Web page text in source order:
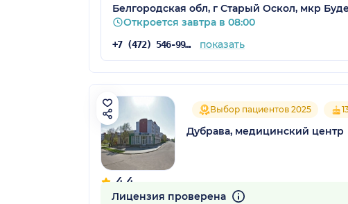
Белгородская обл, г Старый Оскол, мкр
Откроется завтра в 08:00
+7 (472) 546-99-46 показать
4.4
67 отзывов
Выбор пациентов 2025
Дубрава, медицинский центр
Лицензия проверена